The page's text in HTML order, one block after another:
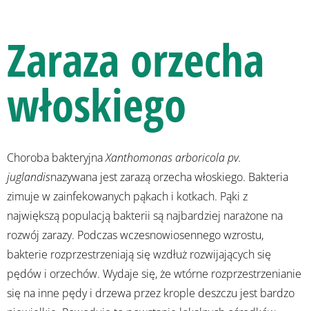
Zaraza orzecha
włoskiego
Choroba bakteryjnaXanthomonas arboricola pv.
juglandisnazywana jest zarazą orzecha włoskiego. Bakteria
zimuje w zainfekowanych pąkach i kotkach. Pąki z
największą populacją bakterii są najbardziej narażone na
rozwój zarazy. Podczas wczesnowiosennego wzrostu,
bakterie rozprzestrzeniają się wzdłuż rozwijających się
pędów i orzechów. Wydaje się, że wtórne rozprzestrzenianie
się na inne pędy i drzewa przez krople deszczu jest bardzo